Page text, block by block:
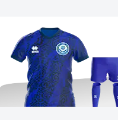
за «Женисом»
главные
Freedom QJ League B
2026